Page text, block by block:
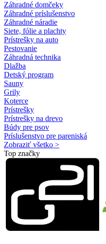
Záhradné domčeky
Záhradné príslušenstvo
Záhradné náradie
Siete, fólie a plachty
Prístrešky na auto
Pestovanie
Záhradná technika
Dlažba
Detský program
Sauny
Grily
Koterce
Prístrešky
Prístrešky na drevo
Búdy pre psov
Príslušenstvo pre pareniská
Zobraziť všetko >
Top značky